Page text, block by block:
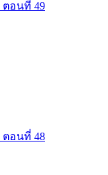
ตอนที่ 49
ตอนที่ 48